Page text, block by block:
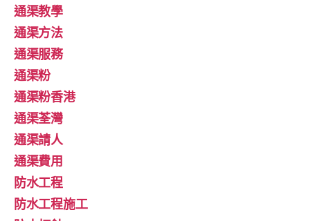
通渠教學
通渠方法
通渠服務
通渠粉
通渠粉香港
通渠荃灣
通渠請人
通渠費用
防水工程
防水工程施工